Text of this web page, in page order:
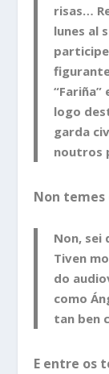
risas…
lunes al
logo
garda
noutros
Non temes
Non,
Tiven
do
como
tan ben
E entre os